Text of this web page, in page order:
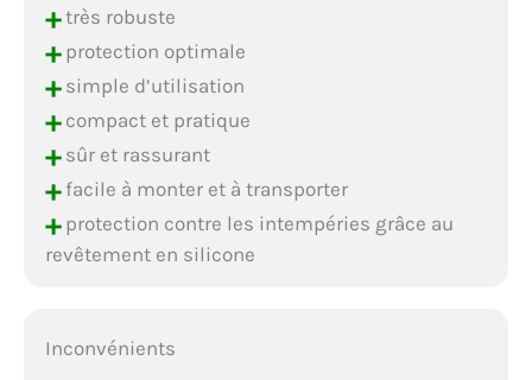
+très robuste
+protection optimale
+simple d’utilisation
+compact et pratique
+sûr et rassurant
+facile à monter et à transporter
+protection contre les intempéries grâce au
revêtement en silicone
Inconvénients